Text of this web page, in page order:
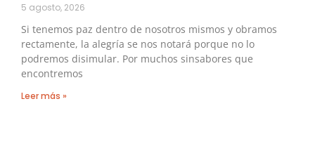
5 agosto, 2026
Si tenemos paz dentro de nosotros mismos y obramos
rectamente, la alegría se nos notará porque no lo
podremos disimular. Por muchos sinsabores que
encontremos
Leer más »